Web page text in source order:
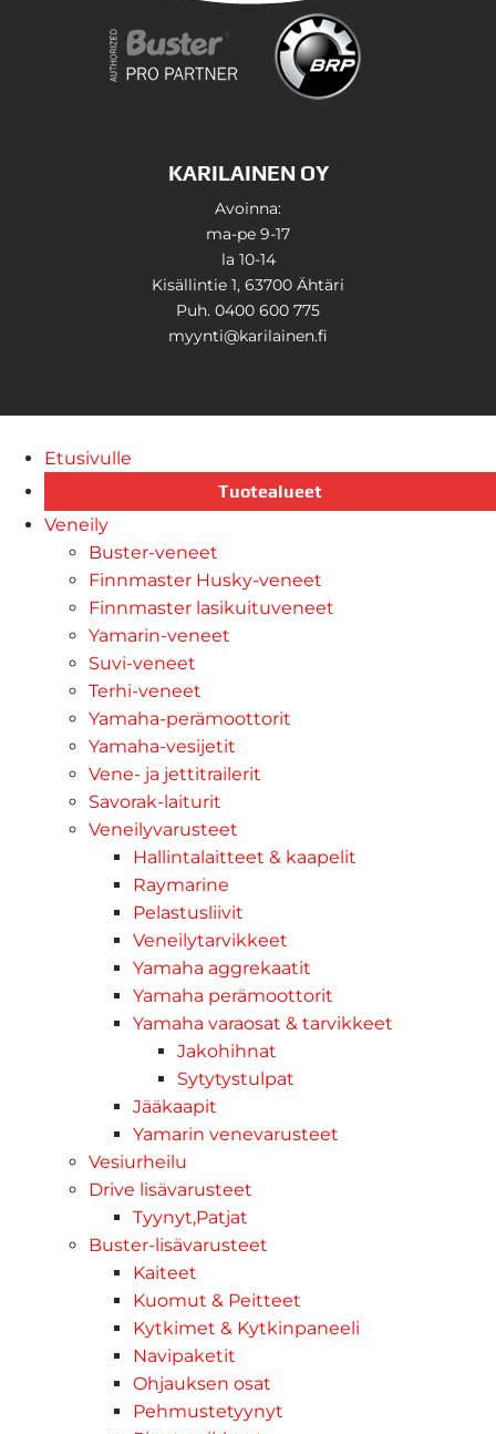
KARILAINEN OY
Avoinna:
ma-pe 9-17
la 10-14
Kisällintie 1, 63700 Ähtäri
Puh. 0400 600 775
myynti@karilainen.fi
Etusivulle
Tuotealueet
Veneily
Buster-veneet
Finnmaster Husky-veneet
Finnmaster lasikuituveneet
Yamarin-veneet
Suvi-veneet
Terhi-veneet
Yamaha-perämoottorit
Yamaha-vesijetit
Vene- ja jettitrailerit
Savorak-laiturit
Veneilyvarusteet
Hallintalaitteet & kaapelit
Raymarine
Pelastusliivit
Veneilytarvikkeet
Yamaha aggrekaatit
Yamaha perämoottorit
Yamaha varaosat & tarvikkeet
Jakohihnat
Sytytystulpat
Jääkaapit
Yamarin venevarusteet
Vesiurheilu
Drive lisävarusteet
Tyynyt,Patjat
Buster-lisävarusteet
Kaiteet
Kuomut & Peitteet
Kytkimet & Kytkinpaneeli
Navipaketit
Ohjauksen osat
Pehmustetyynyt